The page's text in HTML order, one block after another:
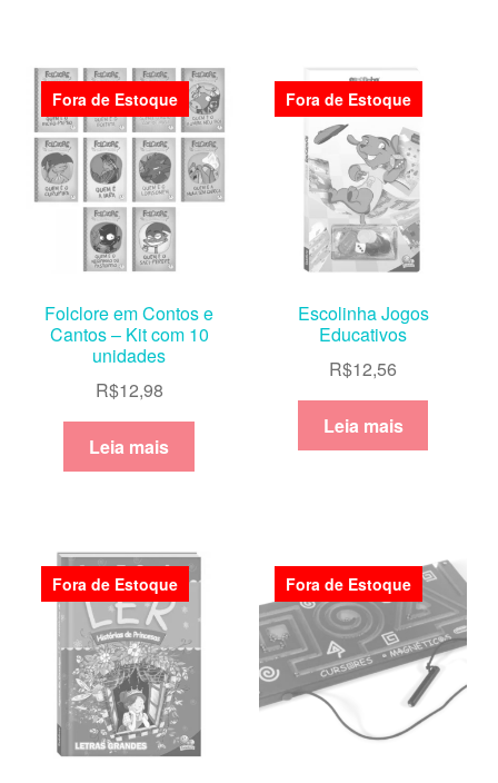
Fora de Estoque
Folclore em Contos e
Cantos – Kit com 10
unidades
R$12,98
Leia mais
Fora de Estoque
Escolinha Jogos
Educativos
R$12,56
Leia mais
Fora de Estoque Fora de Estoque